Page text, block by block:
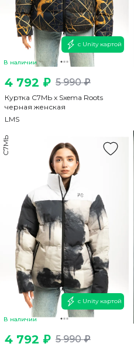
В наличии
с Unity картой
4 792 ₽ 5 990 ₽
Куртка С7МЬ x Sxema Roots
черная женская
LMS
В наличии
С7МЬ
с Unity картой
4 792 ₽ 5 990 ₽